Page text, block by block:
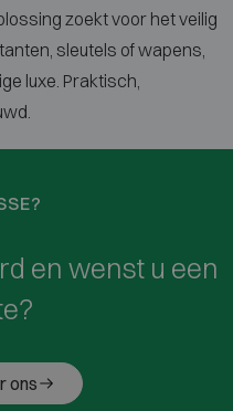
zoekt voor het veilig
sleutels ofwapens,
luxe. Praktisch,
en wenst u een
ons